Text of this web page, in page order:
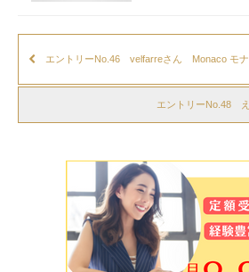
エントリーNo.46 velfarreさん Monaco モナ
エントリーNo.48